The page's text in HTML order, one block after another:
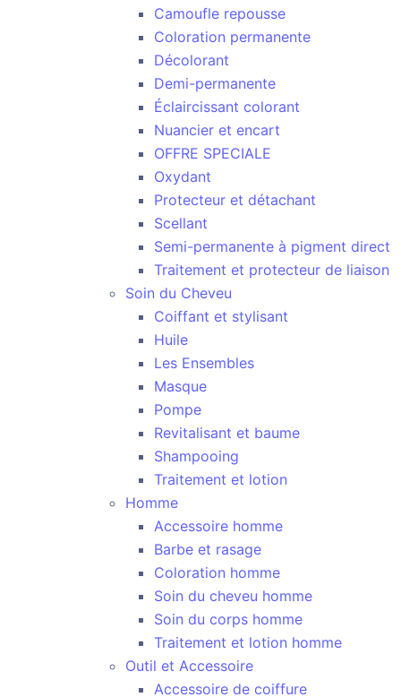
Camoufle repousse
Coloration permanente
Décolorant
Demi-permanente
Éclaircissant colorant
Nuancier et encart
OFFRE SPECIALE
Oxydant
Protecteur et détachant
Scellant
Semi-permanente à pigment direct
Traitement et protecteur de liaison
Soin du Cheveu
Coiffant et stylisant
Huile
Les Ensembles
Masque
Pompe
Revitalisant et baume
Shampooing
Traitement et lotion
Homme
Accessoire homme
Barbe et rasage
Coloration homme
Soin du cheveu homme
Soin du corps homme
Traitement et lotion homme
Outil et Accessoire
Accessoire de coiffure